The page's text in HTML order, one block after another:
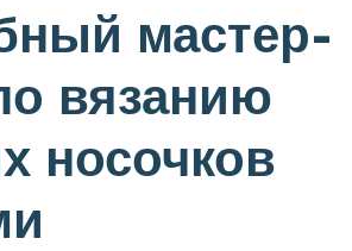
мастер-
вязанию
носочков